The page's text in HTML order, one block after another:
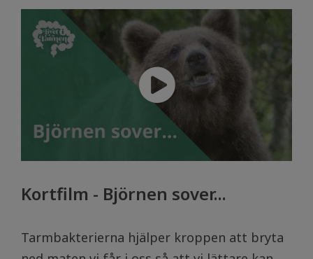
Kortfilm - Björnen sover...
Tarmbakterierna hjälper kroppen att bryta